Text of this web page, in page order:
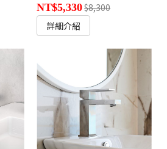
NT$5,330$8,300
詳細介紹